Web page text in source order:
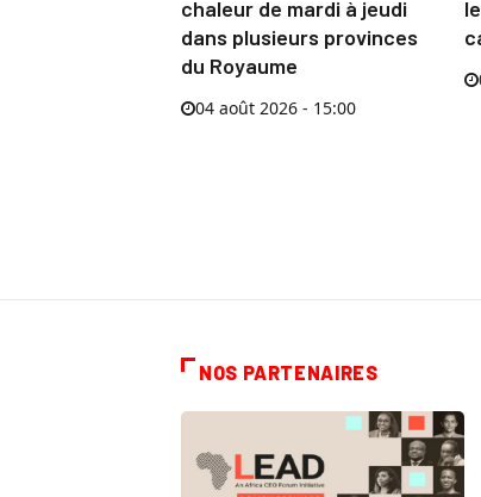
chaleur de mardi à jeudi
dans plusieurs provinces
du Royaume
04 août 2026 - 15:00
NOS PARTENAIRES